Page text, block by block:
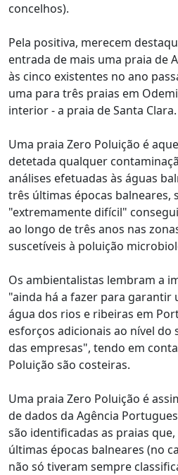
concelhos).
Pela positiva, merecem
entrada de mais uma praia de
às cinco existentes no ano
uma para três praias em
interior - a praia de Santa Clara.
Uma praia Zero Poluição é
detetada qualquer
análises efetuadas às águas
três últimas épocas balneares,
"extremamente difícil"
ao longo de três anos nas
suscetíveis à poluição
Os ambientalistas lembram a
"ainda há a fazer para garantir
água dos rios e ribeiras em
esforços adicionais ao nível do
das empresas", tendo em
Poluição são costeiras.
Uma praia Zero Poluição é
de dados da Agência
são identificadas as praias
últimas épocas balneares (no
não só tiveram sempre